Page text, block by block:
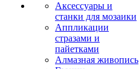
Аксессуары и
станки для мозаики
Аппликации
стразами и
пайетками
Алмазная живопись